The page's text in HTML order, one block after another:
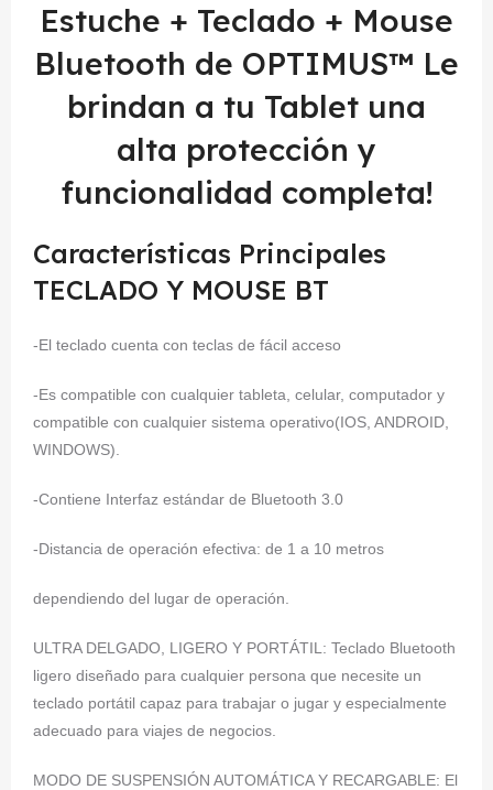
Estuche + Teclado + Mouse
Bluetooth de OPTIMUS™ Le
brindan a tu Tablet una
alta protección y
funcionalidad completa!
Características Principales
TECLADO Y MOUSE BT
-El teclado cuenta con teclas de fácil acceso
-Es compatible con cualquier tableta, celular, computador y
compatible con cualquier sistema operativo(IOS, ANDROID,
WINDOWS).
-Contiene Interfaz estándar de Bluetooth 3.0
-Distancia de operación efectiva: de 1 a 10 metros
dependiendo del lugar de operación.
ULTRA DELGADO, LIGERO Y PORTÁTIL: Teclado Bluetooth
ligero diseñado para cualquier persona que necesite un
teclado portátil capaz para trabajar o jugar y especialmente
adecuado para viajes de negocios.
MODO DE SUSPENSIÓN AUTOMÁTICA Y RECARGABLE: El